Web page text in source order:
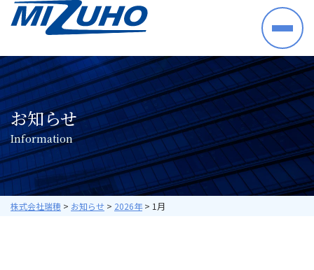
HOME
事業案内
半導体・電子部品・材料
産業機械・制御機器
空調機器・住宅設備機器
プラントシステム
海外ビジネス
取り扱いメーカー
お知らせ
Information
株式会社瑞穂 > お知らせ > 2026年> 1月